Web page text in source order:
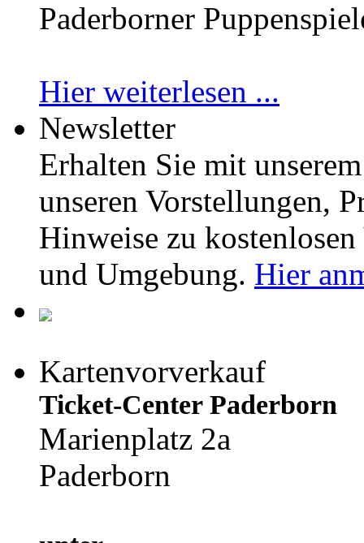
Paderborner
Hier weiterlesen ...
Newsletter
Erhalten Sie mit
unseren Vorstellungen,
Hinweise zu
und Umgebung. Hier
Kartenvorverkauf
Ticket-Center Paderborn
Marienplatz 2a
Paderborn